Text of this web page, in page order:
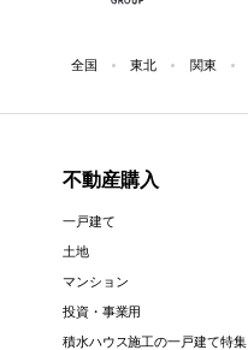
全国 東北 関東
不動産購入
一戸建て
土地
マンション
投資・事業用
積水ハウス施工の一戸建て特集